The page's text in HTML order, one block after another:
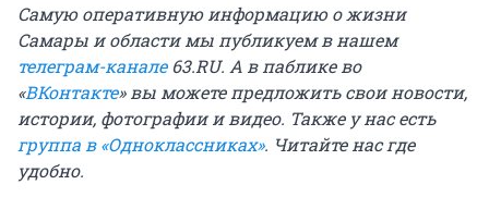
Самую оперативную информацию о жизни
Самары и области мы публикуем в нашем
телеграм-канале63.RU. А в паблике во
«ВКонтакте» вы можете предложить свои новости,
истории, фотографии и видео. Также у нас есть
группа в «Одноклассниках». Читайте нас где
удобно.